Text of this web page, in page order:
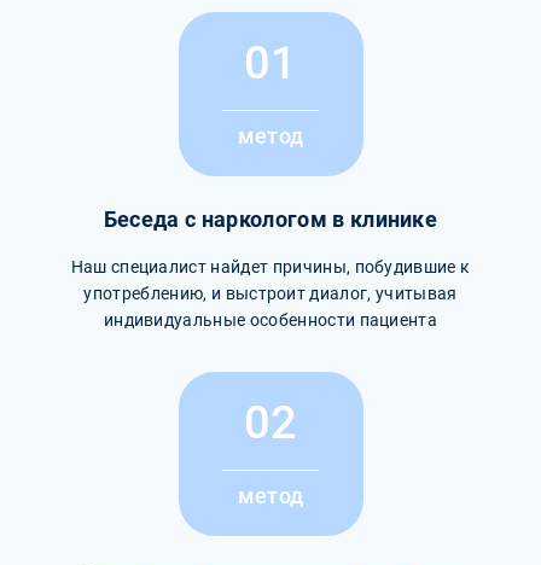
01
метод
Беседа с наркологом в клинике
Наш специалист найдет причины, побудившие к
употреблению, и выстроит диалог, учитывая
индивидуальные особенности пациента
02
метод